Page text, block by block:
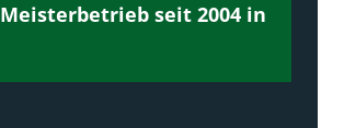
Meisterbetrieb seit 2004 in